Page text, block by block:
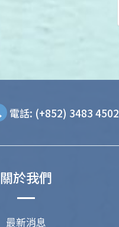
電話: (+852) 3483 4502
關於我們
最新消息